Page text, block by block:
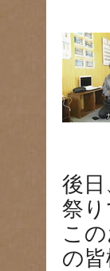
後
祭
こ
の